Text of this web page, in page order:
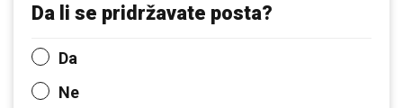
Da li se pridržavate posta?
Da
Ne